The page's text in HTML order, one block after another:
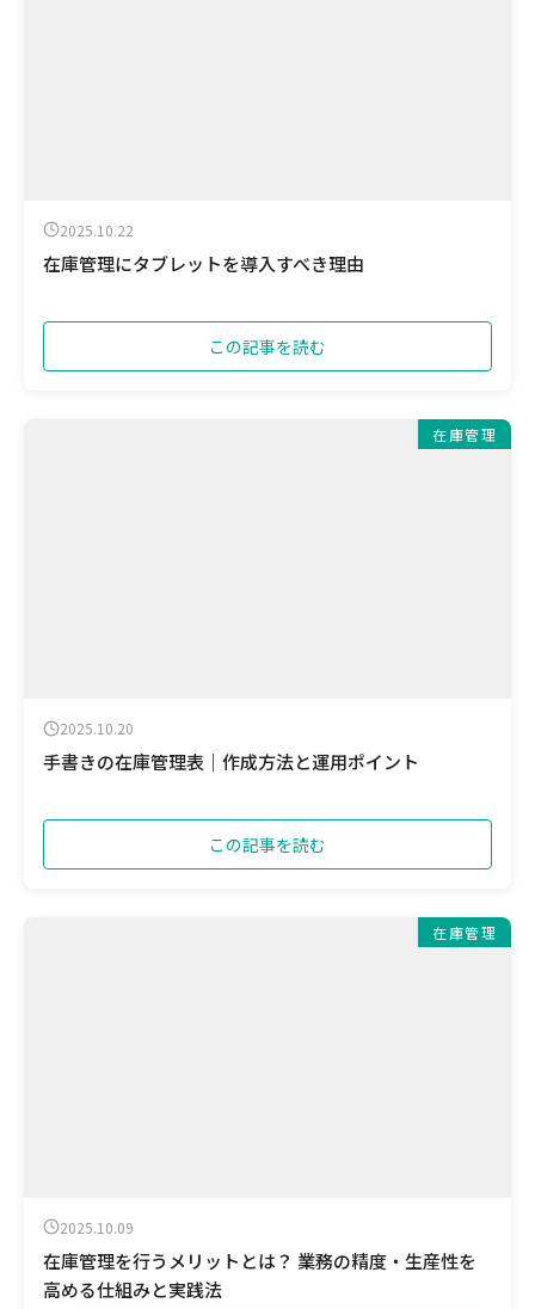
2025.10.22
在庫管理にタブレットを導入すべき理由
この記事を読む
在庫管理
2025.10.20
手書きの在庫管理表｜作成方法と運用ポイント
この記事を読む
在庫管理
2025.10.09
在庫管理を行うメリットとは？ 業務の精度・生産性を
高める仕組みと実践法